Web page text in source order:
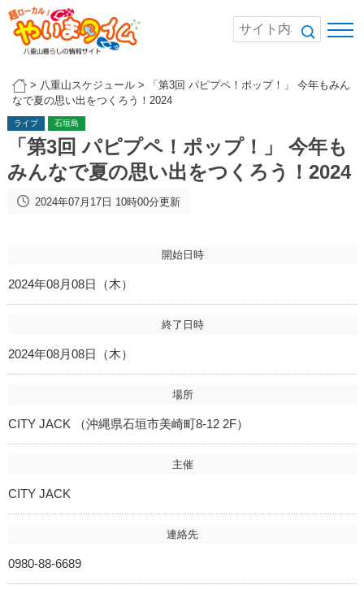
> 八重山スケジュール>
「第3回 パピプペ！ポップ！」 今年もみん
なで夏の思い出をつくろう！2024
ライブ 石垣島
「第3回 パピプペ！ポップ！」 今年も
みんなで夏の思い出をつくろう！2024
2024年07月17日 10時00分更新
開始日時
2024年08月08日（木）
終了日時
2024年08月08日（木）
場所
CITY JACK （沖縄県石垣市美崎町8-12 2F）
主催
CITY JACK
連絡先
0980-88-6689